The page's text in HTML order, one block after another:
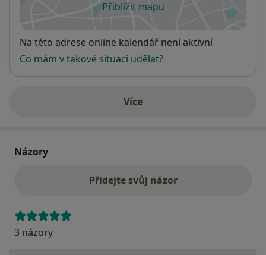
Přiblížit mapuse otevře v nové záložce
Dostupnost
Na této adrese online kalendář není aktivní
Co mám v takové situaci udělat?
Víceo adrese
Názory
Přidejte svůj názor
3 názory